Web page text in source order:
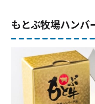
もとぶ牧場ハン